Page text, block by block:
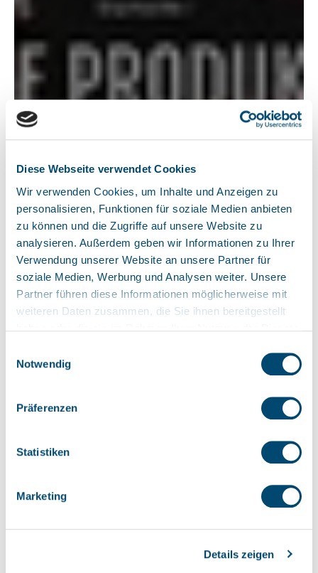
Diese Webseite verwendet Cookies
Wir verwenden Cookies, um Inhalte und Anzeigen zu
personalisieren, Funktionen für soziale Medien anbieten
zu können und die Zugriffe auf unsere Website zu
analysieren. Außerdem geben wir Informationen zu Ihrer
Verwendung unserer Website an unsere Partner für
soziale Medien, Werbung und Analysen weiter. Unsere
Partner führen diese Informationen möglicherweise mit
weiteren Daten zusammen, die Sie ihnen bereitgestellt
Cookies, wenn Sie unsere Webseite weiterhin nutzen.
Notwendig
Präferenzen
Statistiken
Marketing
Details zeigen